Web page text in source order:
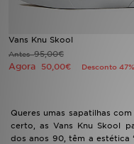
Vans Knu Skool
Antes95,00€
Agora 50,00€ Desconto 47%
Queres umas sapatilhas
certo, as Vans Knu Skool
dos anos 90, têm a estética
FUTEBOL JD
VER MARCAS
LOCALIZADOR DE
MY JD